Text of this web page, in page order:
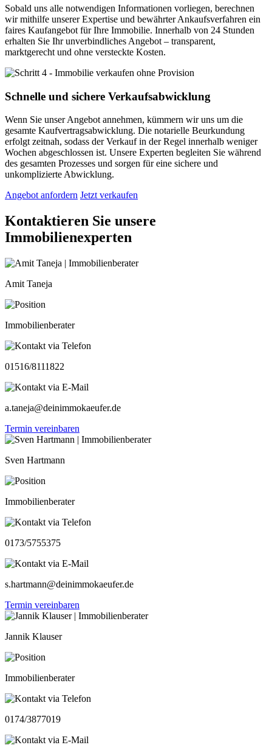
Sobald uns alle notwendigen Informationen vorliegen, berechnen
wir mithilfe unserer Expertise und bewährter Ankaufsverfahren ein
faires Kaufangebot für Ihre Immobilie. Innerhalb von 24 Stunden
erhalten Sie Ihr unverbindliches Angebot – transparent,
marktgerecht und ohne versteckte Kosten.
Schnelle und sichere Verkaufsabwicklung
Wenn Sie unser Angebot annehmen, kümmern wir uns um die
gesamte Kaufvertragsabwicklung. Die notarielle Beurkundung
erfolgt zeitnah, sodass der Verkauf in der Regel innerhalb weniger
Wochen abgeschlossen ist. Unsere Experten begleiten Sie während
des gesamten Prozesses und sorgen für eine sichere und
unkomplizierte Abwicklung.
Angebot anfordern Jetzt verkaufen
Kontaktieren Sie unsere
Immobilienexperten
Amit Taneja
Immobilienberater
01516/8111822
a.taneja@deinimmokaeufer.de
Termin vereinbaren
Sven Hartmann
Immobilienberater
0173/5755375
s.hartmann@deinimmokaeufer.de
Termin vereinbaren
Jannik Klauser
Immobilienberater
0174/3877019